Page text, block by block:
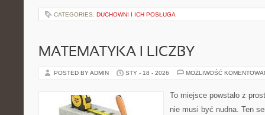
CATEGORIES: DUCHOWNI I ICH POSŁUGA
MATEMATYKA I LICZBY
POSTED BY ADMIN STY - 18 - 2026 MOŻLIWOŚĆ
To miejsce powstało z
nie musi być nudna. Ten